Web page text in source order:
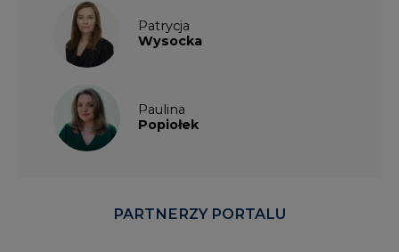
Patrycja
Wysocka
Paulina
Popiołek
PARTNERZY PORTALU